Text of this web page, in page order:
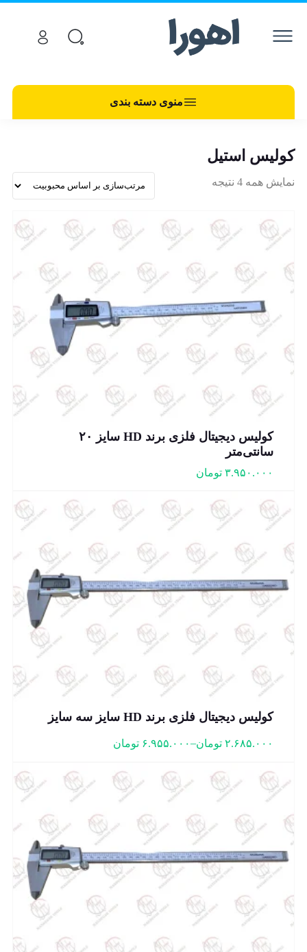
منوی دسته بندی
کولیس استیل
نمایش همه 4 نتیجه
کولیس دیجیتال فلزی برند HD سایز ۲۰
سانتی‌متر
۳.۹۵۰.۰۰۰ تومان
کولیس دیجیتال فلزی برند HD سایز سه سایز
۲.۶۸۵.۰۰۰ تومان–۶.۹۵۵.۰۰۰ تومان